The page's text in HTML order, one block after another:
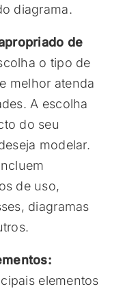
diagrama.
de
o tipo de
melhor atenda
A escolha
do seu
modelar.
de uso,
diagramas
elementos